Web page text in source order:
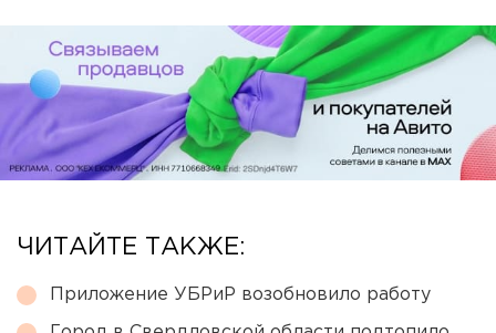
ЧИТАЙТЕ ТАКЖЕ:
Приложение УБРиР возобновило работу